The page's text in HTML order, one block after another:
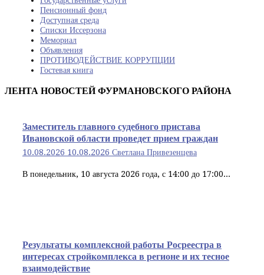
Пенсионный фонд
Доступная среда
Списки Иссерзона
Мемориал
Объявления
ПРОТИВОДЕЙСТВИЕ КОРРУПЦИИ
Гостевая книга
ЛЕНТА НОВОСТЕЙ ФУРМАНОВСКОГО РАЙОНА
Заместитель главного судебного пристава
Ивановской области проведет прием граждан
10.08.2026 10.08.2026 Светлана Привезенцева
В понедельник, 10 августа 2026 года, с 14:00 до 17:00...
Результаты комплексной работы Росреестра в
интересах стройкомплекса в регионе и их тесное
взаимодействие